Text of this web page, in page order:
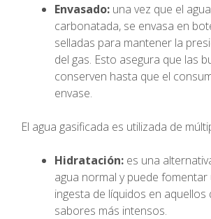
Envasado: una vez que el
carbonatada, se envasa en
selladas para mantener la
del gas. Esto asegura que las
conserven hasta que el
envase.
El agua gasificada es utilizada de
Hidratación: es una
agua normal y puede
ingesta de líquidos en aquellos
sabores más intensos.